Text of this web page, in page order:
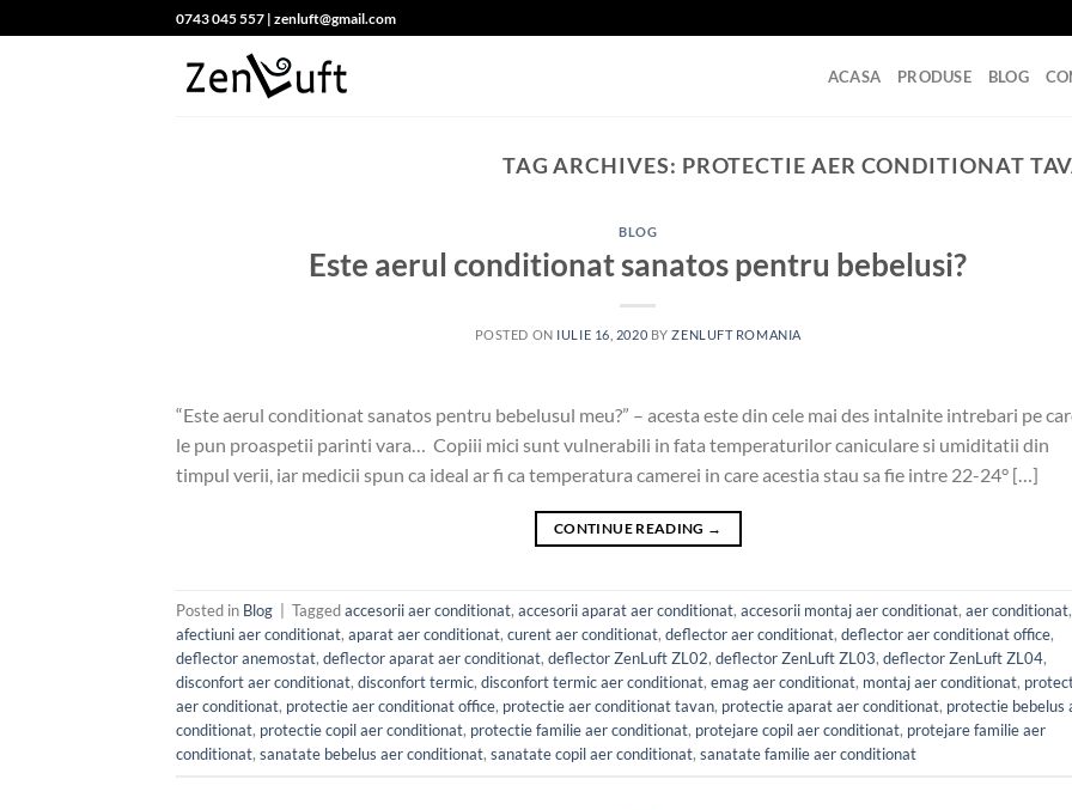
to
0743 045 557 | zenluft@gmail.com
ACASA PRODUSE BLOG
TAG ARCHIVES: PROTECTIE AER CONDITIONAT
BLOG
Este aerul conditionat sanatos pentru bebelusi?
POSTED ON IULIE 16, 2020 BYZENLUFT ROMANIA
“Este aerul conditionat sanatos pentru bebelusul meu?” – acesta este din cele mai des intalnite intrebari pe
le pun proaspetii parinti vara… Copiii mici sunt vulnerabili in fata temperaturilor caniculare si umiditatii din
timpul verii, iar medicii spun ca ideal ar fi ca temperatura camerei in care acestia stau sa fie intre 22-24° […]
CONTINUE READING →
Posted in Blog Taggedaccesorii aer conditionat, accesorii aparat aer conditionat, accesorii montaj aer conditionat, aer conditionat,
afectiuni aer conditionat, aparat aer conditionat, curent aer conditionat, deflector aer conditionat, deflector aer conditionat office,
deflector anemostat, deflector aparat aer conditionat, deflector ZenLuft ZL02, deflector ZenLuft ZL03, deflector ZenLuft ZL04,
disconfort aer conditionat, disconfort termic, disconfort termic aer conditionat, emag aer conditionat, montaj aer conditionat,
aer conditionat, protectie aer conditionat office, protectie aer conditionat tavan, protectie aparat aer conditionat, protectie bebelus
conditionat, protectie copil aer conditionat, protectie familie aer conditionat, protejare copil aer conditionat, protejare familie aer
conditionat, sanatate bebelus aer conditionat, sanatate copil aer conditionat, sanatate familie aer conditionat